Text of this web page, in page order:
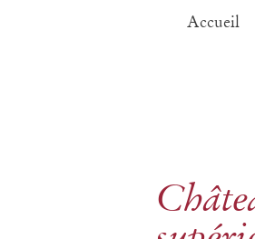
Accueil